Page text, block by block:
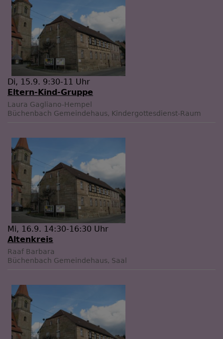
Di, 15.9. 9:30-11 Uhr
Eltern-Kind-Gruppe
Laura Gagliano-Hempel
Büchenbach Gemeindehaus, Kindergottesdienst-Raum
Mi, 16.9. 14:30-16:30 Uhr
Altenkreis
Raaf Barbara
Büchenbach Gemeindehaus, Saal